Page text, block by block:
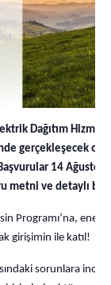
Dağıtım
gerçekleşecek
14 Ağustos
metni ve detaylı
Programı’na, enerji
girişimin ile katıl!
sorunlara